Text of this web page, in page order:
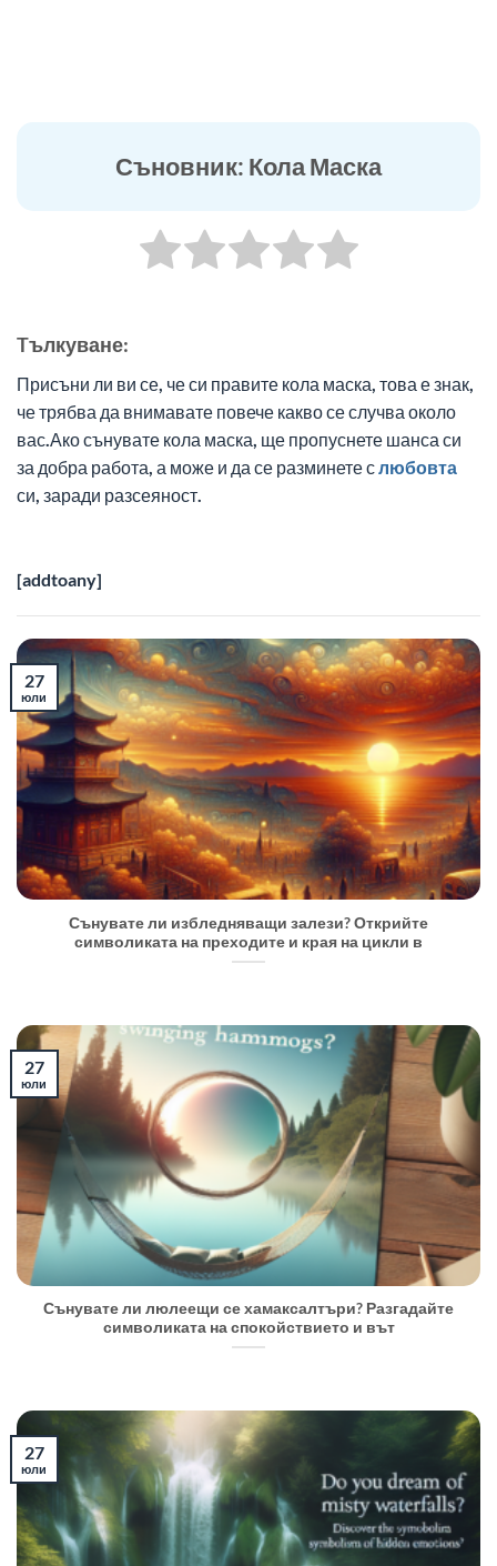
Съновник: Кола Маска
Tълкуване:
Присъни ли ви се, че си правите кола маска, това е знак,
че трябва да внимавате повече какво се случва около
вас.Ако сънувате кола маска, ще пропуснете шанса си
за добра работа, а може и да се разминете слюбовта
си, заради разсеяност.
[addtoany]
Сънувате ли избледняващи залези? Открийте
символиката на преходите и края на цикли в
27
юли
Сънувате ли люлеещи се хамаксалтъри? Разгадайте
символиката на спокойствието и вът
27
юли
27
юли